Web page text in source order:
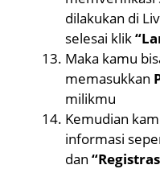
dilakukan di
selesai klik
Maka kamu
memasukkan
milikmu
Kemudian
informasi
dan